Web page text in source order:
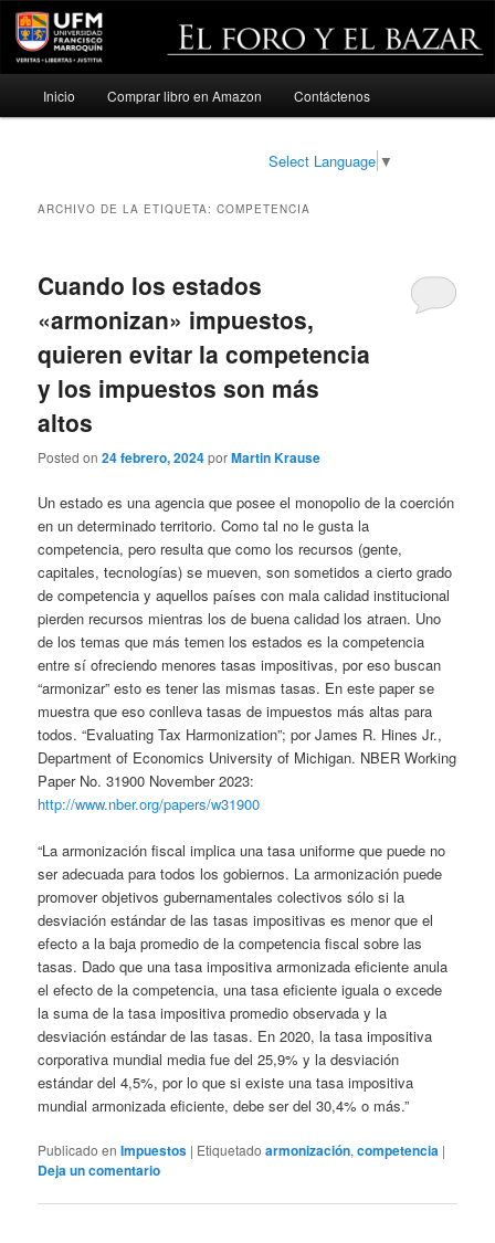
Ir
Ir
Inicio Comprar libro en Amazon Contáctenos
Select Language ▼
ARCHIVO DE LA ETIQUETA:COMPETENCIA
Cuando los estados
«armonizan» impuestos,
quieren evitar la competencia
y los impuestos son más
altos
Posted on24 febrero, 2024porMartin Krause
Un estado es una agencia que posee el monopolio de la coerción
en un determinado territorio. Como tal no le gusta la
competencia, pero resulta que como los recursos (gente,
capitales, tecnologías) se mueven, son sometidos a cierto grado
de competencia y aquellos países con mala calidad institucional
pierden recursos mientras los de buena calidad los atraen. Uno
de los temas que más temen los estados es la competencia
entre sí ofreciendo menores tasas impositivas, por eso buscan
“armonizar” esto es tener las mismas tasas. En este paper se
muestra que eso conlleva tasas de impuestos más altas para
todos. “Evaluating Tax Harmonization”; por James R. Hines Jr.,
Department of Economics University of Michigan. NBER Working
Paper No. 31900 November 2023:
http://www.nber.org/papers/w31900
“La armonización fiscal implica una tasa uniforme que puede no
ser adecuada para todos los gobiernos. La armonización puede
promover objetivos gubernamentales colectivos sólo si la
desviación estándar de las tasas impositivas es menor que el
efecto a la baja promedio de la competencia fiscal sobre las
tasas. Dado que una tasa impositiva armonizada eficiente anula
el efecto de la competencia, una tasa eficiente iguala o excede
la suma de la tasa impositiva promedio observada y la
desviación estándar de las tasas. En 2020, la tasa impositiva
corporativa mundial media fue del 25,9% y la desviación
estándar del 4,5%, por lo que si existe una tasa impositiva
mundial armonizada eficiente, debe ser del 30,4% o más.”
Publicado en Impuestos | Etiquetado armonización,competencia |
Deja un comentario